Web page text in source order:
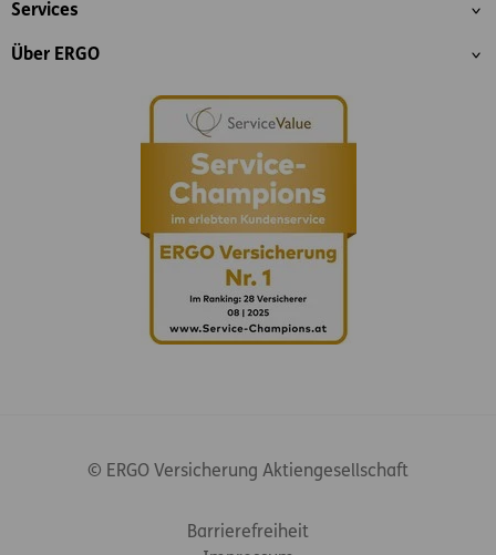
Services
Über ERGO
© ERGO Versicherung Aktiengesellschaft
Barrierefreiheit